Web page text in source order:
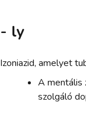
- ly
Izoniazid, amelyet
A mentális
szolgáló